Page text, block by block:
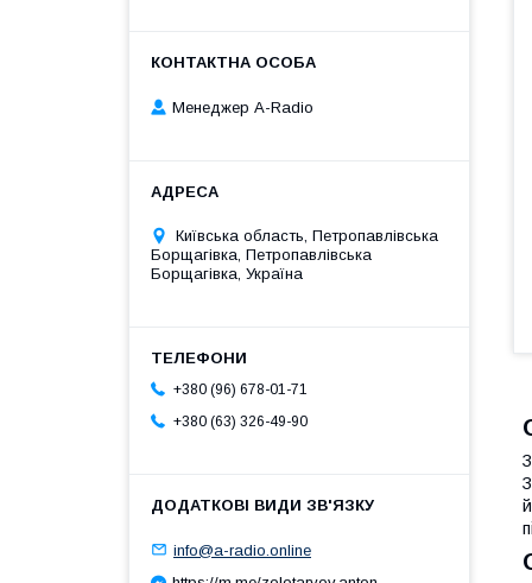
Менеджер A-Radio
Київська область, Петропавлівська
Борщагівка, Петропавлівська
Борщагівка, Україна
+380 (96) 678-01-71
+380 (63) 326-49-90
info@a-radio.online